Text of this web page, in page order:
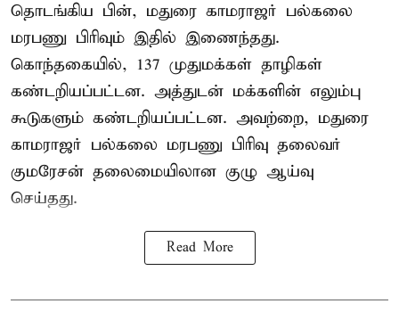
தொடங்கிய பின், மதுரை காமராஜர் பல்கலை
மரபணு பிரிவும் இதில் இணைந்தது.
கொந்தகையில், 137 முதுமக்கள் தாழிகள்
கண்டறியப்பட்டன. அத்துடன் மக்களின் எலும்பு
கூடுகளும் கண்டறியப்பட்டன. அவற்றை, மதுரை
காமராஜர் பல்கலை மரபணு பிரிவு தலைவர்
குமரேசன் தலைமையிலான குழு ஆய்வு
செய்தது.
Read More